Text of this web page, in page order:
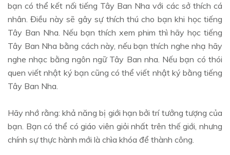
bạn có thể kết nối tiếng Tây Ban Nha với các sở thích cá
nhân. Điều này sẽ gây sự thích thú cho bạn khi học tiếng
Tây Ban Nha. Nếu bạn thích xem phim thì hãy học tiếng
Tây Ban Nha bằng cách này, nếu bạn thích nghe nhạ hãy
nghe nhạc bằng ngôn ngữ Tây Ban nha. Nếu bạn có thói
quen viết nhật ký bạn cũng có thể viết nhật ký bằng tiếng
Tây Ban Nha.
Hãy nhớ rằng: khả năng bị giới hạn bởi trí tưởng tượng của
bạn. Bạn có thể có giáo viên giỏi nhất trên thế giới, nhưng
chính sự thực hành mới là chìa khóa để thành công.